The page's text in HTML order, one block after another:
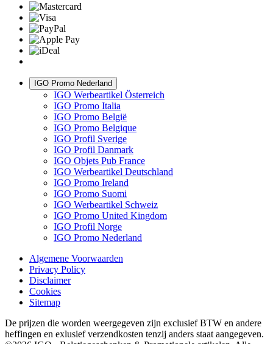
IGO Promo Nederland
IGO Werbeartikel Österreich
IGO Promo Italia
IGO Promo België
IGO Promo Belgique
IGO Profil Sverige
IGO Profil Danmark
IGO Objets Pub France
IGO Werbeartikel Deutschland
IGO Promo Ireland
IGO Promo Suomi
IGO Werbeartikel Schweiz
IGO Promo United Kingdom
IGO Profil Norge
IGO Promo Nederland
Algemene Voorwaarden
Privacy Policy
Disclaimer
Cookies
Sitemap
De prijzen die worden weergegeven zijn exclusief BTW en andere
heffingen en exlusief verzendkosten tenzij anders staat aangegeven.